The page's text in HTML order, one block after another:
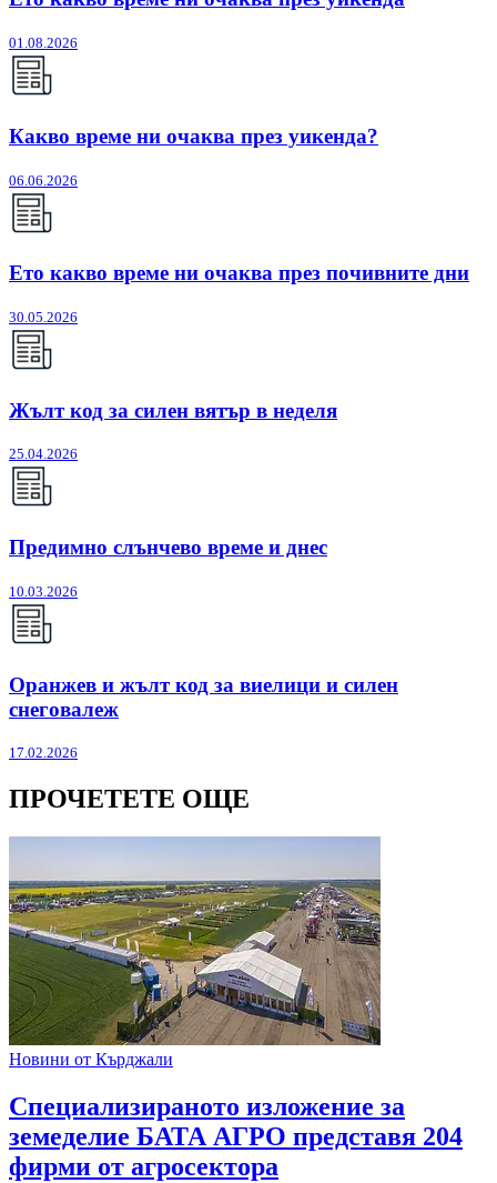
01.08.2026
Какво време ни очаква през уикенда?
06.06.2026
Ето какво време ни очаква през почивните дни
30.05.2026
Жълт код за силен вятър в неделя
25.04.2026
Предимно слънчево време и днес
10.03.2026
Оранжев и жълт код за виелици и силен
снеговалеж
17.02.2026
ПРОЧЕТЕТЕ ОЩЕ
Новини от Кърджали
Специализираното изложение за
земеделие БАТА АГРО представя 204
фирми от агросектора